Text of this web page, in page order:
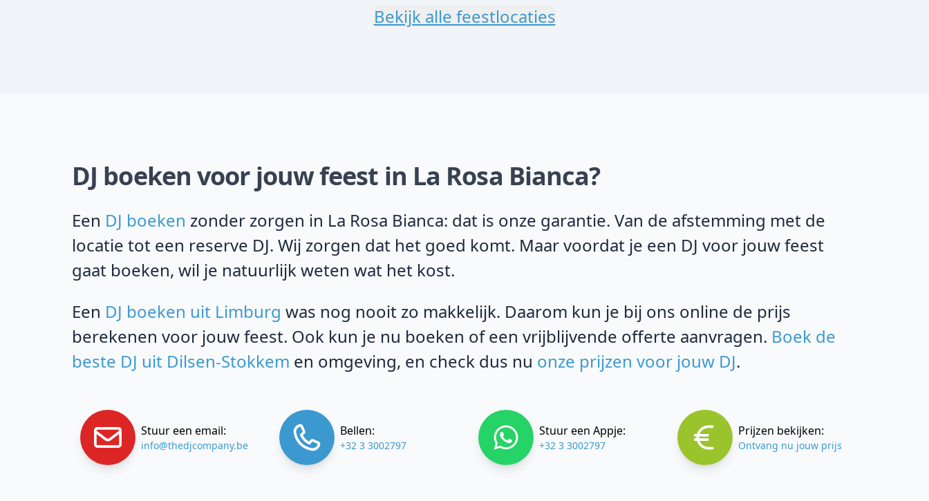
Bekijk alle feestlocaties
DJ boeken voor jouw feest in La Rosa Bianca?
Een DJ boeken zonder zorgen in La Rosa Bianca: dat is onze garantie. Van de afstemming met de
locatie tot een reserve DJ. Wij zorgen dat het goed komt. Maar voordat je een DJ voor jouw feest
gaat boeken, wil je natuurlijk weten wat het kost.
Een DJ boeken uit Limburg was nog nooit zo makkelijk. Daarom kun je bij ons online de prijs
berekenen voor jouw feest. Ook kun je nu boeken of een vrijblijvende offerte aanvragen. Boek de
beste DJ uit Dilsen-Stokkem en omgeving, en check dus nu onze prijzen voor jouw DJ.
Stuur een email:
info@thedjcompany.be
Bellen:
+32 3 3002797
Stuur een Appje:
+32 3 3002797
Prijzen bekijken:
Ontvang nu jouw prijs